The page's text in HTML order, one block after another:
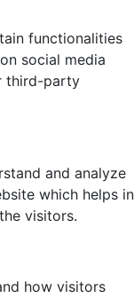
functionalities
social media
third-party
and analyze
which helps in
visitors.
how visitors